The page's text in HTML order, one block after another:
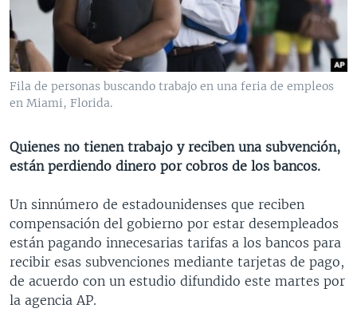
VENEZUELA
BRASIL
NICARAGUA
ECONOMÍA
ENTRETENIMIENTO Y CULTURA
TECNOLOGÍA
DEPORTES
MULTIMEDIA
VIDEOS
FOTOGRAFÍA
AUDIOS
PROGRAMAS TV
EL MUNDO AL DÍA
FORO INTERAMERICANO
LAS CLAVES
RADIO
AVANCE INFORMATIVO
BUENOS DÍAS AMÉRICA
EL MUNDO AL DÍA [RADIO]
FORO [RADIO]
NOTA ECONÓMICA
DIRECT
Learning English
Idiomas
Fila de personas buscando trabajo en una feria de empleos
en Miami, Florida.
Quienes no tienen trabajo y reciben una subvención,
están perdiendo dinero por cobros de los bancos.
Un sinnúmero de estadounidenses que reciben
compensación del gobierno por estar desempleados
están pagando innecesarias tarifas a los bancos para
recibir esas subvenciones mediante tarjetas de pago,
de acuerdo con un estudio difundido este martes por
la agencia AP.